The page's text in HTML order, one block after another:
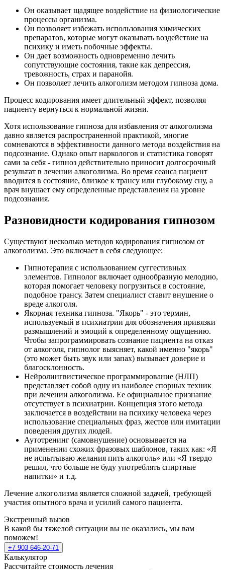
Он оказывает щадящее воздействие на физиологические
процессы организма.
Он позволяет избежать использования химических
препаратов, которые могут оказывать воздействие на
психику и иметь побочные эффекты.
Он дает возможность одновременно лечить
сопутствующие состояния, такие как депрессия,
тревожность, страх и паранойя.
Он позволяет лечить алкоголизм методом гипноза дома.
Процесс кодирования имеет длительный эффект, позволяя
пациенту вернуться к нормальной жизни.
Хотя использование гипноза для избавления от алкоголизма
давно является распространенной практикой, многие
сомневаются в эффективности данного метода воздействия на
подсознание. Однако опыт наркологов и статистика говорят
сами за себя - гипноз действительно приносит долгосрочный
результат в лечении алкоголизма. Во время сеанса пациент
вводится в состояние, близкое к трансу или глубокому сну, а
врач внушает ему определенные представления на уровне
подсознания.
Разновидности кодирования гипнозом
Существуют несколько методов кодирования гипнозом от
алкоголизма. Это включает в себя следующее:
Гипнотерапия с использованием суггестивных
элементов. Гипнолог включает однообразную мелодию,
которая помогает человеку погрузиться в состояние,
подобное трансу. Затем специалист ставит внушение о
вреде алкоголя.
Якорная техника гипноза. "Якорь" - это термин,
используемый в психиатрии для обозначения привязки
размышлений и эмоций к определенному ощущению.
Чтобы запрограммировать сознание пациента на отказ
от алкоголя, гипнолог выясняет, какой именно "якорь"
(это может быть звук или запах) вызывает доверие и
благосклонность.
Нейролингвистическое программирование (НЛП)
представляет собой одну из наиболее спорных техник
при лечении алкоголизма. Ее официальное признание
отсутствует в психиатрии. Концепция этого метода
заключается в воздействии на психику человека через
использование специальных фраз, жестов или имитации
поведения других людей.
Аутотренинг (самовнушение) основывается на
применении схожих фразовых шаблонов, таких как: «Я
не испытываю желания пить алкоголь» или «Я твердо
решил, что больше не буду употреблять спиртные
напитки» и т.д.
Лечение алкоголизма является сложной задачей, требующей
участия опытного врача и усилий самого пациента.
Экстренный вызов
В какой бы тяжелой ситуации вы не оказались, мы вам
поможем!
+7 903 646-20-71
Калькулятор
Рассчитайте стоимость лечения